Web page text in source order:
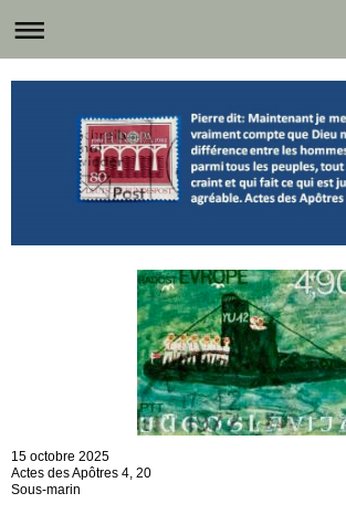
15 octobre 2025
Actes des Apôtres 4, 20
Sous-marin